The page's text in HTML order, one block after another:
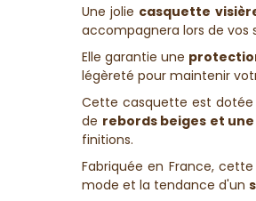
Une jolie casquette
accompagnera lors de vos
Elle garantie une
légèreté pour maintenir
Cette casquette est dotée
de rebords beiges et
finitions.
Fabriquée en France,
mode et la tendance d'un